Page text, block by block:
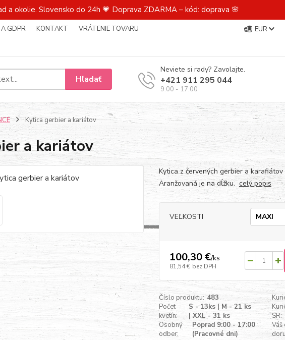
a okolie. Slovensko do 24h 💗 Doprava ZDARMA – kód: doprava 🌸
GDPR KONTAKT
VRÁTENIE TOVARU
EUR
Hľadať
Neviete si rady? Zavolajte.
+421 911 295 044
9:00 - 17:00
Kytica gerbier a kariátov
a kariátov
Kytica z červených gerbier a
Aranžovaná je na dĺžku. celý popis
VEĽKOSTI
100,30 €/ks
81,54 € bez DPH
Číslo produktu: 483
Počet
kvetín:
S - 13ks | M - 21 ks
| XXL - 31 ks
SR:
Osobný
odber:
Poprad 9:00 - 17:00
(Pracovné dni)
Váš